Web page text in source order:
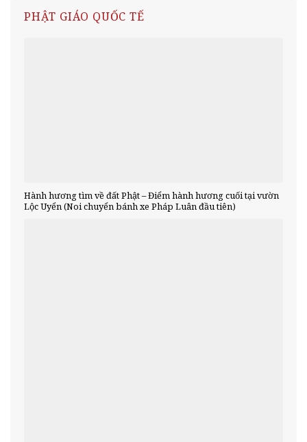
PHẬT GIÁO QUỐC TẾ
Hành hương tìm về đất Phật – Điểm hành hương cuối tại vườn
Lộc Uyển (Noi chuyển bánh xe Pháp Luân đầu tiên)